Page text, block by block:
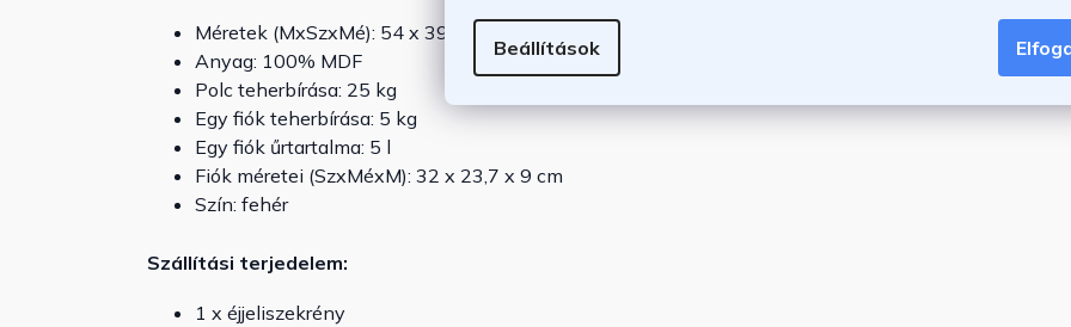
Beállítások
Méretek (MxSzxMé): 54 x 39 x 28 cm
Anyag: 100% MDF
Polc teherbírása: 25 kg
Egy fiók teherbírása: 5 kg
Egy fiók űrtartalma: 5 l
Fiók méretei (SzxMéxM): 32 x 23,7 x 9 cm
Szín: fehér
Szállítási terjedelem:
1 x éjjeliszekrény